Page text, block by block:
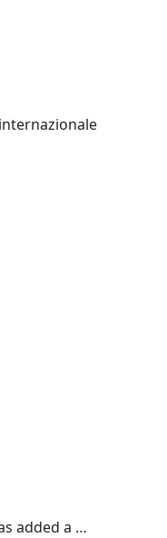
added a …